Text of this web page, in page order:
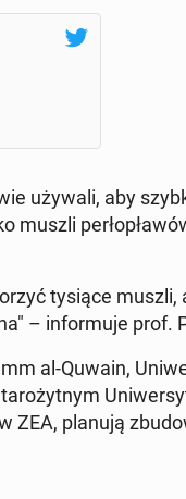
używali, aby
muszli
tysiące muszli,
– in­for­mu­je prof.
al-Quwain,
ZEA, planują